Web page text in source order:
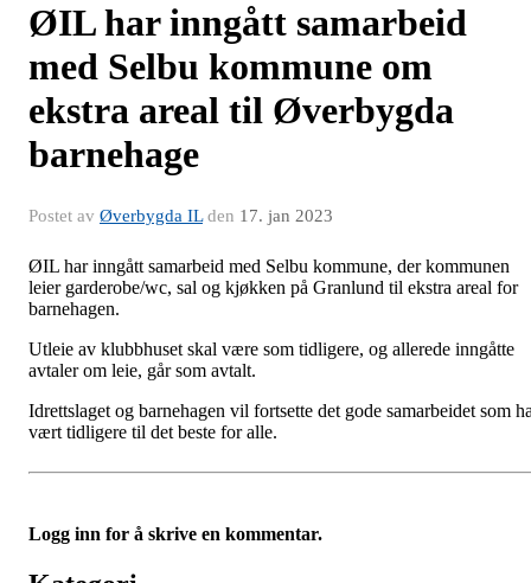
ØIL har inngått samarbeid
med Selbu kommune om
ekstra areal til Øverbygda
barnehage
Postet av Øverbygda ILden 17. jan 2023
ØIL har inngått samarbeid med Selbu kommune, der kommunen
leier garderobe/wc, sal og kjøkken på Granlund til ekstra areal for
barnehagen.
Utleie av klubbhuset skal være som tidligere, og allerede inngåtte
avtaler om leie, går som avtalt.
Idrettslaget og barnehagen vil fortsette det gode samarbeidet som
vært tidligere til det beste for alle.
Logg inn for å skrive en kommentar.